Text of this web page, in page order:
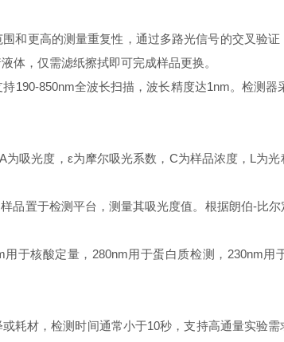
更高的测量重复性，通过多路光信号的交叉验证
体，仅需滤纸擦拭即可完成样品更换。
850nm全波长扫描，波长精度达1nm。检测器
吸光度，ε为摩尔吸光系数，C为样品浓度，L为
置于检测平台，测量其吸光度值。根据朗伯-比
核酸定量，280nm用于蛋白质检测，230nm用
材，检测时间通常小于10秒，支持高通量实验需